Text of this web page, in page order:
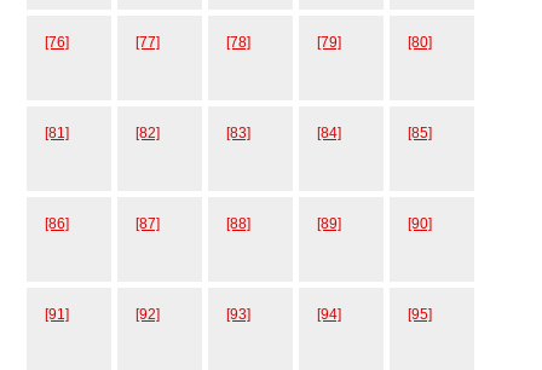
[76] [77] [78] [79] [80]
[81] [82] [83] [84] [85]
[86] [87] [88] [89] [90]
[91] [92] [93] [94] [95]